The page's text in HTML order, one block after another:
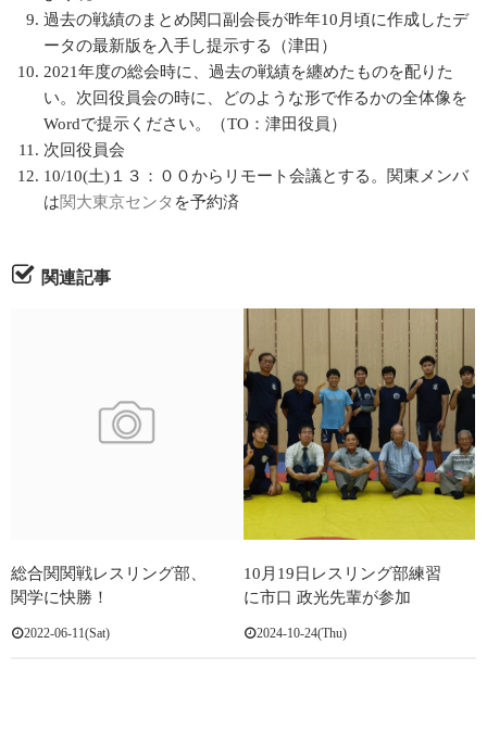
過去の戦績のまとめ関口副会長が昨年10月頃に作成したデ
ータの最新版を入手し提示する（津田）
2021年度の総会時に、過去の戦績を纏めたものを配りた
い。次回役員会の時に、どのような形で作るかの全体像を
Wordで提示ください。（TO：津田役員）
次回役員会
10/10(土)１３：００からリモート会議とする。関東メンバ
は関大東京センタ を予約済
関連記事
総合関関戦レスリング部、
関学に快勝！
2022-06-11(Sat)
10月19日レスリング部練習
に市口 政光先輩が参加
2024-10-24(Thu)